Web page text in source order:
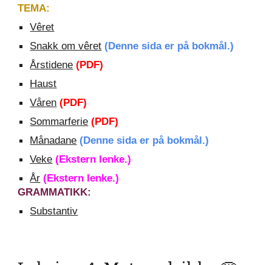
TEMA:
Vêret
Snakk om vêret (Denne sida er på bokmål.)
Årstidene (PDF)
Haust
Våren (PDF)
Sommarferie (PDF)
Månadane (Denne sida er på bokmål.)
Veke (Ekstern lenke.)
År (Ekstern lenke.)
GRAMMATIKK:
Substantiv